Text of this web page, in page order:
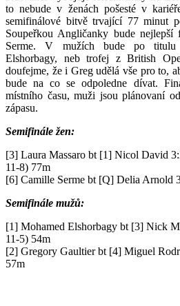
to nebude v ženách pošesté v
semifinálové bitvě trvající 77 minut
Soupeřkou Angličanky bude nejlepší
Serme. V mužích bude po titulu
Elshorbagy, neb trofej z British
doufejme, že i Greg udělá vše pro to,
bude na co se odpoledne dívat.
místního času, muži jsou plánovaní
zápasu.
Semifinále žen:
[3] Laura Massaro bt [1] Nicol David
11-8) 77m
[6] Camille Serme bt [Q] Delia Arnold
Semifinále mužů:
[1] Mohamed Elshorbagy bt [3] Nick
11-5) 54m
[2] Gregory Gaultier bt [4] Miguel
57m